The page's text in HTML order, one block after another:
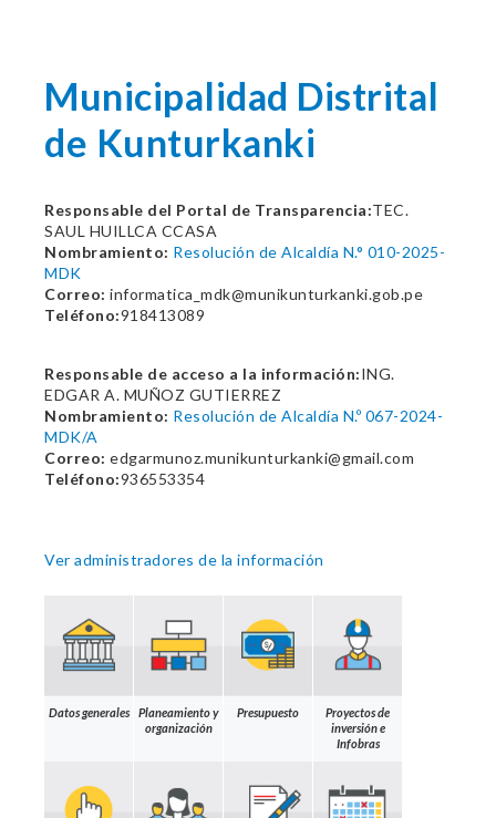
Municipalidad Distrital
de Kunturkanki
Responsable del Portal de Transparencia:TEC.
SAUL HUILLCA CCASA
Nombramiento: Resolución de Alcaldía N.° 010-2025-
MDK
Correo: informatica_mdk@munikunturkanki.gob.pe
Teléfono:918413089
Responsable de acceso a la información:ING.
EDGAR A. MUÑOZ GUTIERREZ
Nombramiento: Resolución de Alcaldía N.º 067-2024-
MDK/A
Correo: edgarmunoz.munikunturkanki@gmail.com
Teléfono:936553354
Ver administradores de la información
Datos generales
Planeamiento y
organización
Presupuesto
Proyectos de
inversión e
Infobras